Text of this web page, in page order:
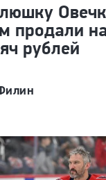
продали
рублей